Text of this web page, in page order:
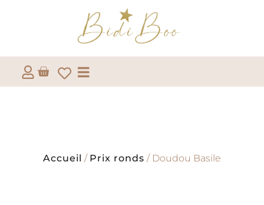
Accueil / Prix ronds / Doudou Basile